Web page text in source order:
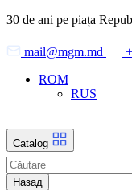
Skip
the
content
30 de ani pe piața
mail@mgm.md
ROM
RUS
Catalog
Назад